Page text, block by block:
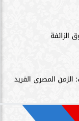
الزائفة
المصرى الفريد